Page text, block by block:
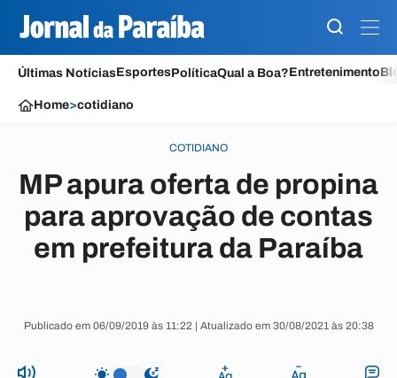
Últimas NotíciasEsportesPolíticaQual a Boa?Entretenimento
Home>cotidiano
COTIDIANO
MP apura oferta de propina
para aprovação de contas
em prefeitura da Paraíba
Publicado em 06/09/2019 às 11:22 | Atualizado em 30/08/2021 às 20:38